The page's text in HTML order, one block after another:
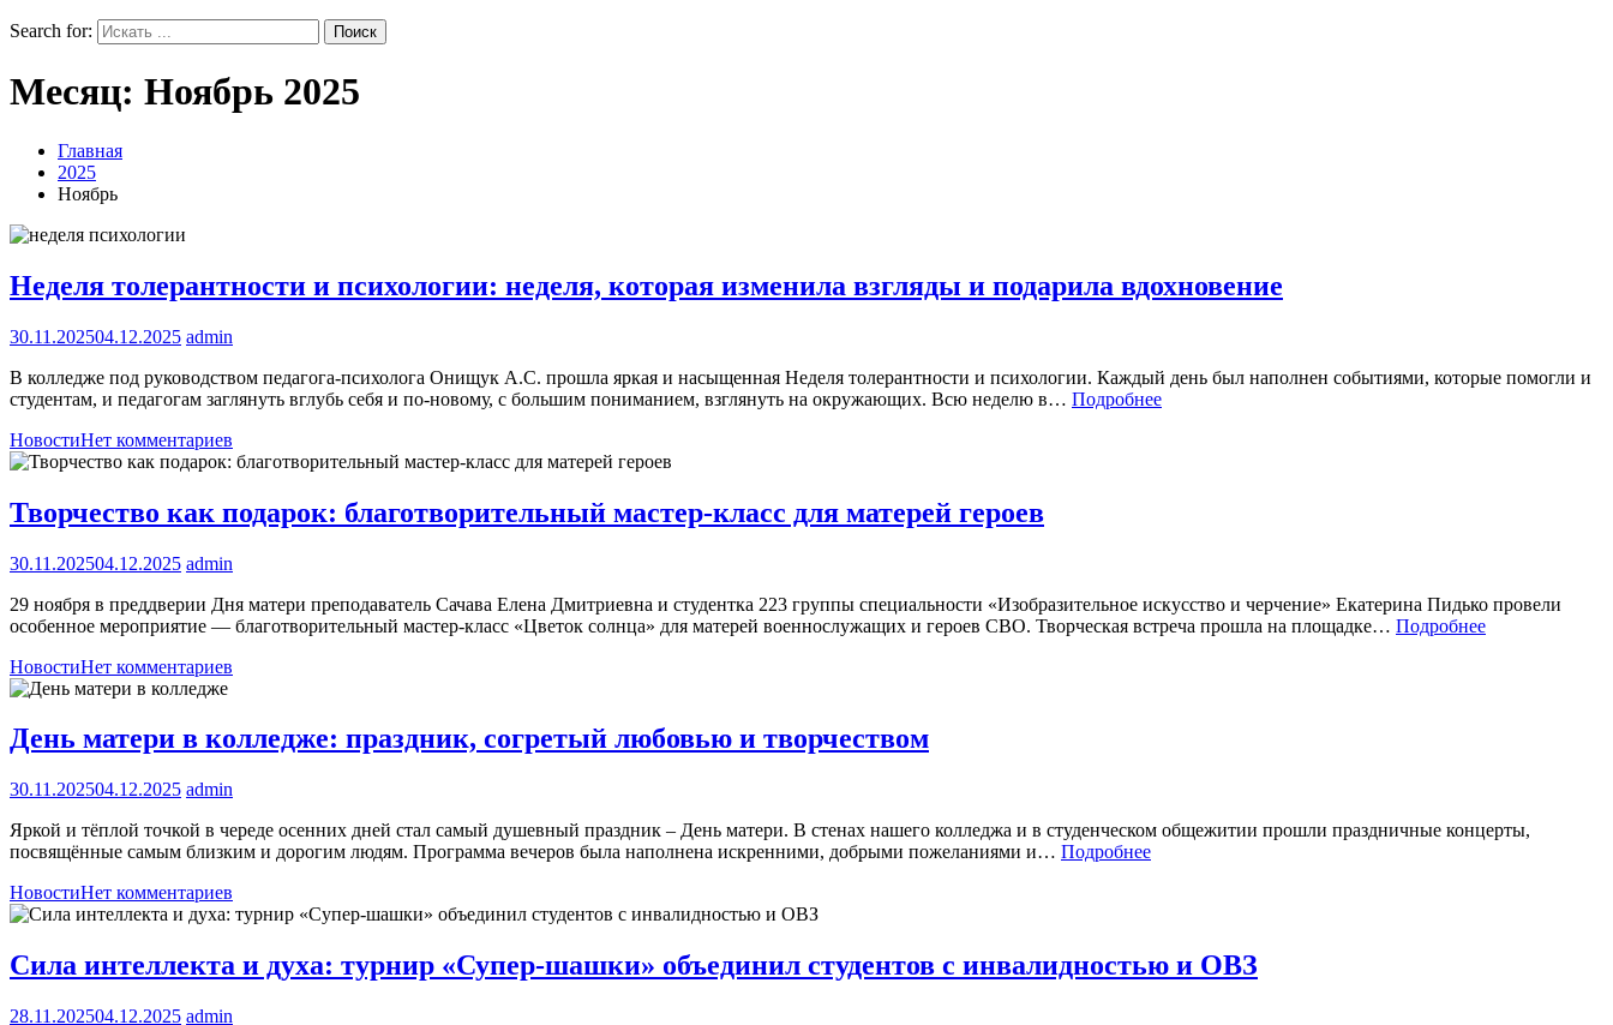
Search for:
Месяц: Ноябрь 2025
Главная
2025
Ноябрь
Неделя толерантности и психологии: неделя, которая изменила взгляды и подарила вдохновение
30.11.202504.12.2025 admin
В колледже под руководством педагога-психолога Онищук А.С. прошла яркая и насыщенная Неделя толерантности и психологии. Каждый день был наполнен событиями, которые помогли и
студентам, и педагогам заглянуть вглубь себя и по-новому, с большим пониманием, взглянуть на окружающих. Всю неделю в… Подробнее
НовостиНет комментариев
Творчество как подарок: благотворительный мастер-класс для матерей героев
30.11.202504.12.2025 admin
29 ноября в преддверии Дня матери преподаватель Сачава Елена Дмитриевна и студентка 223 группы специальности «Изобразительное искусство и черчение» Екатерина Пидько провели
особенное мероприятие — благотворительный мастер-класс «Цветок солнца» для матерей военнослужащих и героев СВО. Творческая встреча прошла на площадке… Подробнее
НовостиНет комментариев
День матери в колледже: праздник, согретый любовью и творчеством
30.11.202504.12.2025 admin
Яркой и тёплой точкой в череде осенних дней стал самый душевный праздник – День матери. В стенах нашего колледжа и в студенческом общежитии прошли праздничные концерты,
посвящённые самым близким и дорогим людям. Программа вечеров была наполнена искренними, добрыми пожеланиями и… Подробнее
НовостиНет комментариев
Сила интеллекта и духа: турнир «Супер-шашки» объединил студентов с инвалидностью и ОВЗ
28.11.202504.12.2025 admin